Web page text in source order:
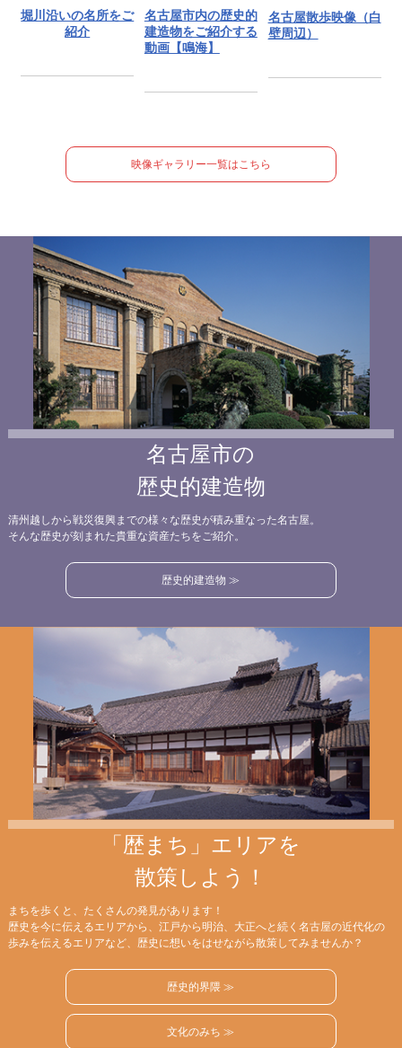
堀川沿いの名所をご
紹介
名古屋市内の歴史的
建造物をご紹介する
動画【鳴海】
名古屋散歩映像（白
壁周辺）
映像ギャラリー一覧はこちら
名古屋市の
歴史的建造物
清州越しから戦災復興までの様々な歴史が積み重なった名古屋。
そんな歴史が刻まれた貴重な資産たちをご紹介。
歴史的建造物 ≫
「歴まち」エリアを
散策しよう！
まちを歩くと、たくさんの発見があります！
歴史を今に伝えるエリアから、江戸から明治、大正へと続く名古屋の近代化の
歩みを伝えるエリアなど、歴史に想いをはせながら散策してみませんか？
歴史的界隈 ≫
文化のみち ≫